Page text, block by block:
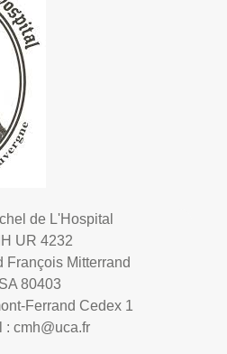
de L'Hospital
UR 4232
François Mitterrand
80403
Ferrand Cedex 1
: cmh@uca.fr